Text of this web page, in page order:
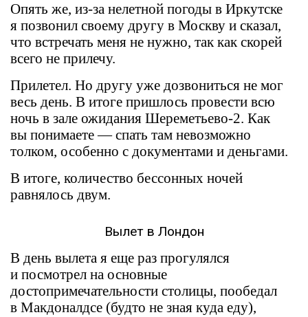
Опять же, из-за нелетной погоды в Иркутске
я позвонил своему другу в Москву и сказал,
что встречать меня не нужно, так как скорей
всего не прилечу.
Прилетел. Но другу уже дозвониться не мог
весь день. В итоге пришлось провести всю
ночь в зале ожидания Шереметьево-2. Как
вы понимаете — спать там невозможно
толком, особенно с документами и деньгами.
В итоге, количество бессонных ночей
равнялось двум.
Вылет в Лондон
В день вылета я еще раз прогулялся
и посмотрел на основные
достопримечательности столицы, пообедал
в Макдоналдсе (будто не зная куда еду),